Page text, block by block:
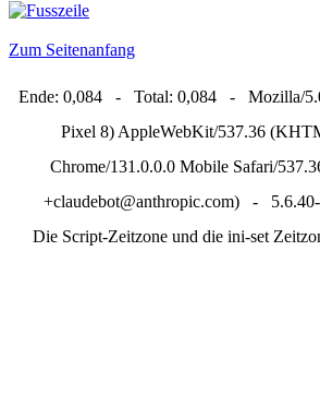
Zum Seitenanfang
Ende: 0,084 - Total: 0,084 - Mozilla/
Pixel 8) AppleWebKit/537.36
Chrome/131.0.0.0 Mobile Safari/
+claudebot@anthropic.com) -
Die Script-Zeitzone und die ini-set